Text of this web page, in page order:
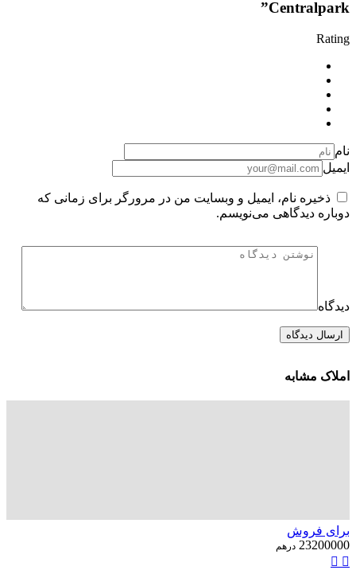
Centralpark”
Rating
نام
ایمیل
ذخیره نام، ایمیل و وبسایت من در مرورگر برای زمانی که
دوباره دیدگاهی می‌نویسم.
دیدگاه
املاک مشابه
برای فروش
23200000 درهم